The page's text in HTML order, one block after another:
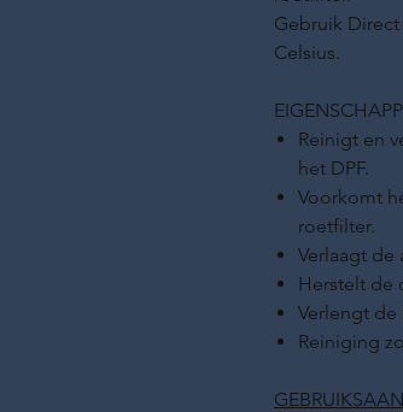
Gebruik Direct
Celsius.
Reinigt en
het DPF.
Voorkomt
roetfilter.
Verlaagt de
Herstelt de
Verlengt de
Reiniging